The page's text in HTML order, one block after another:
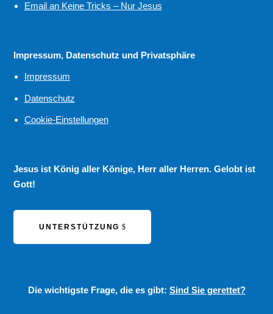
Email an Keine Tricks – Nur Jesus
Impressum, Datenschutz und Privatsphäre
Impressum
Datenschutz
Cookie-Einstellungen
Jesus ist König aller Könige, Herr aller Herren. Gelobt ist
Gott!
UNTERSTÜTZUNG
Die wichtigste Frage, die es gibt: Sind Sie gerettet?